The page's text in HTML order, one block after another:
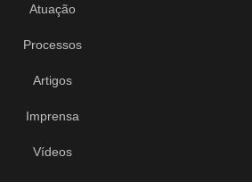
Atuação
Processos
Artigos
Imprensa
Vídeos